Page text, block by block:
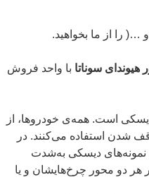
…( را از ما بخواهید.
با واحد فروش
است. همه‌ی خودروها، از
شدن استفاده می‌کنند. در
نمونه‌های دیسکی به‌شدت
هر دو محور چرخ‌هایشان و یا